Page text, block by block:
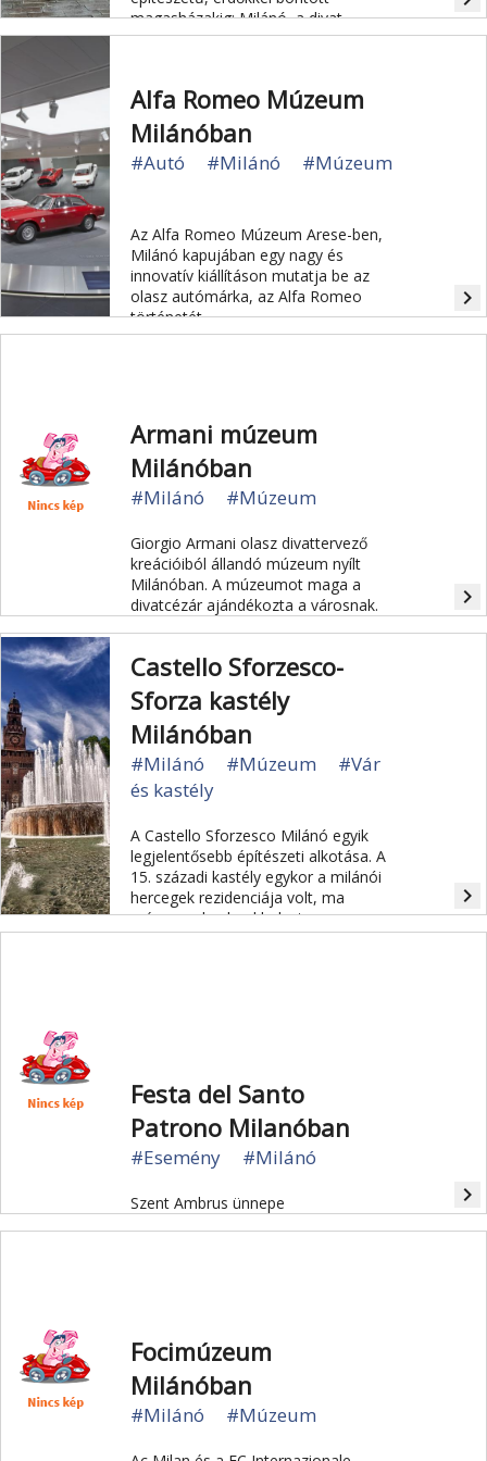
magasházakig: Milánó, a divat
metropolisza mindig tartogat
Alfa Romeo Múzeum
Milánóban
#Autó #Milánó #Múzeum
Az Alfa Romeo Múzeum Arese-ben,
Milánó kapujában egy nagy és
innovatív kiállításon mutatja be az
olasz autómárka, az Alfa Romeo
történetét.
navigate_next
Armani múzeum
Milánóban
#Milánó #Múzeum
Giorgio Armani olasz divattervező
kreációiból állandó múzeum nyílt
Milánóban. A múzeumot maga a
divatcézár ajándékozta a városnak.
navigate_next
Castello Sforzesco-
Sforza kastély
Milánóban
#Milánó #Múzeum
#Vár
és kastély
A Castello Sforzesco Milánó egyik
legjelentősebb építészeti alkotása. A
15. századi kastély egykor a milánói
hercegek rezidenciája volt, ma
múzeumoknak ad helyet.
navigate_next
Festa del Santo
Patrono Milanóban
#Esemény #Milánó
Szent Ambrus ünnepe navigate_next
Focimúzeum
Milánóban
#Milánó #Múzeum